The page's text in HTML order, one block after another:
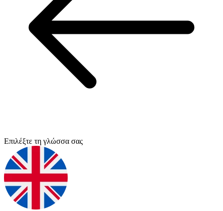
Επιλέξτε τη γλώσσα σας